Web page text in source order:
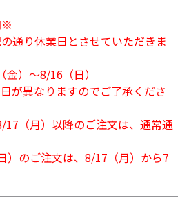
※
通り休業日とさせていただきま
）～8/16（日）
が異なりますのでご了承くださ
17（月）以降のご注文は、通常通
）のご注文は、8/17（月）から7